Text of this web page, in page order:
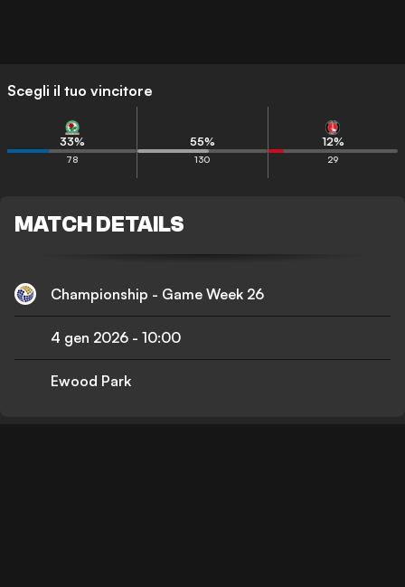
Scegli il tuo vincitore
33%
78
55%
130
12%
29
MATCH DETAILS
Championship - Game Week 26
4 gen 2026 - 10:00
Ewood Park